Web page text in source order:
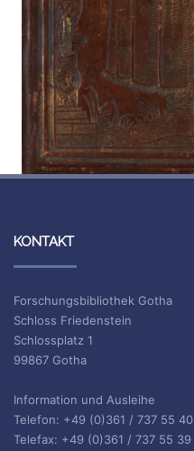
KONTAKT
Forschungsbibliothek Gotha
Schloss Friedenstein
Schlossplatz 1
99867 Gotha
Information und Ausleihe
Telefon: +49 (0)361 / 737 55 40
Telefax: +49 (0)361 / 737 55 39